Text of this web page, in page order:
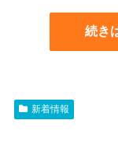
続き
新着情報